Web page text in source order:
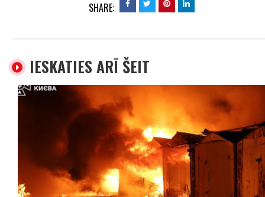
SHARE:
IESKATIES ARĪ ŠEIT